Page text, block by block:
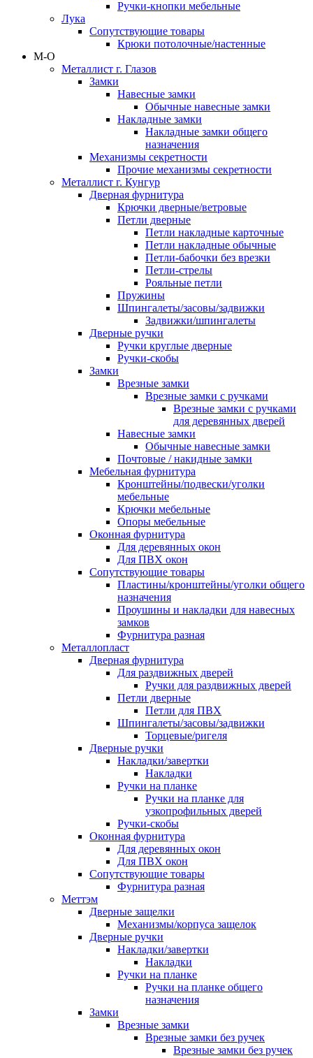
Ручки-кнопки мебельные
Лука
Сопутствующие товары
Крюки потолочные/настенные
М-О
Металлист г. Глазов
Замки
Навесные замки
Обычные навесные замки
Накладные замки
Накладные замки общего
назначения
Механизмы секретности
Прочие механизмы секретности
Металлист г. Кунгур
Дверная фурнитура
Крючки дверные/ветровые
Петли дверные
Петли накладные карточные
Петли накладные обычные
Петли-бабочки без врезки
Петли-стрелы
Рояльные петли
Пружины
Шпингалеты/засовы/задвижки
Задвижки/шпингалеты
Дверные ручки
Ручки круглые дверные
Ручки-скобы
Замки
Врезные замки
Врезные замки с ручками
Врезные замки с ручками
для деревянных дверей
Навесные замки
Обычные навесные замки
Почтовые / накидные замки
Мебельная фурнитура
Кронштейны/подвески/уголки
мебельные
Крючки мебельные
Опоры мебельные
Оконная фурнитура
Для деревянных окон
Для ПВХ окон
Сопутствующие товары
Пластины/кронштейны/уголки общего
назначения
Проушины и накладки для навесных
замков
Фурнитура разная
Металлопласт
Дверная фурнитура
Для раздвижных дверей
Ручки для раздвижных дверей
Петли дверные
Петли для ПВХ
Шпингалеты/засовы/задвижки
Торцевые/ригеля
Дверные ручки
Накладки/завертки
Накладки
Ручки на планке
Ручки на планке для
узкопрофильных дверей
Ручки-скобы
Оконная фурнитура
Для деревянных окон
Для ПВХ окон
Сопутствующие товары
Фурнитура разная
Меттэм
Дверные защелки
Механизмы/корпуса защелок
Дверные ручки
Накладки/завертки
Накладки
Ручки на планке
Ручки на планке общего
назначения
Замки
Врезные замки
Врезные замки без ручек
Врезные замки без ручек